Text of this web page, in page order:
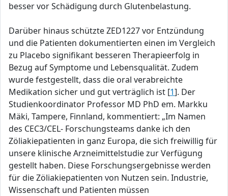
besser vor Schädigung durch Glutenbelastung.
Darüber hinaus schützte ZED1227 vor Entzündung
und die Patienten dokumentierten einen im Vergleich
zu Placebo signifikant besseren Therapieerfolg in
Bezug auf Symptome und Lebensqualität. Zudem
wurde festgestellt, dass die oral verabreichte
Medikation sicher und gut verträglich ist [1]. Der
Studienkoordinator Professor MD PhD em. Markku
Mäki, Tampere, Finnland, kommentiert: „Im Namen
des CEC3/CEL- Forschungsteams danke ich den
Zöliakiepatienten in ganz Europa, die sich freiwillig für
unsere klinische Arzneimittelstudie zur Verfügung
gestellt haben. Diese Forschungsergebnisse werden
für die Zöliakiepatienten von Nutzen sein. Industrie,
Wissenschaft und Patienten müssen